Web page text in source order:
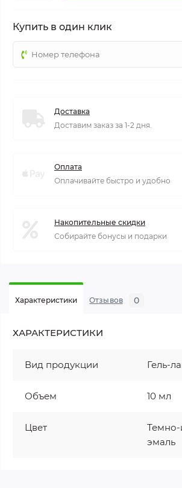
Купить в один клик
Доставка
Доставим заказ за 1-2 дня.
Оплата
Оплачивайте быстро и удобно
Накопительные скидки
Собирайте бонусы и подарки
Характеристики Отзывов 0
ХАРАКТЕРИСТИКИ
Вид продукции Гель-
Объем 10 мл
Цвет
эмаль